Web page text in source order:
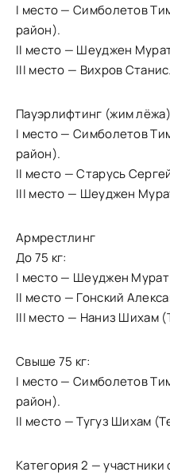
I место — Симболетов
район).
II место — Шеуджен
III место — Вихров
Пауэрлифтинг (жим лёжа)
I место — Симболетов
район).
II место — Старусь
III место — Шеуджен
Армрестлинг
До 75 кг:
I место — Шеуджен
II место — Гонский
III место — Наниз Шихам
Свыше 75 кг:
I место — Симболетов
район).
II место — Тугуз Шихам
Категория 2 —